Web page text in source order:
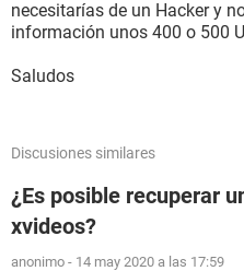
necesitarías de un Hacker y
información unos 400 o 500
Saludos
Discusiones similares
¿Es posible recuperar
xvideos?
anonimo - 14 may 2020 a las 17:59